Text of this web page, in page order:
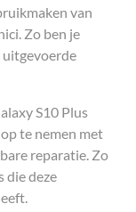
van
Zo ben je
uitgevoerde
S10 Plus
te nemen met
reparatie. Zo
die deze